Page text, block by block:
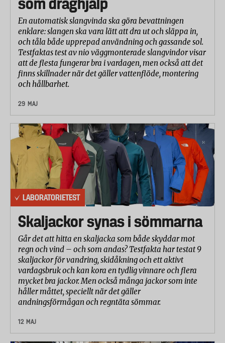
En automatisk slangvinda ska göra bevattningen
enklare: slangen ska vara lätt att dra ut och släppa in,
och tåla både upprepad användning och gassande sol.
Testfaktas test av nio väggmonterade slangvindor visar
att de flesta fungerar bra i vardagen, men också att det
finns skillnader när det gäller vattenflöde, montering
och hållbarhet.
29 MAJ
LABORATORIETEST
Skaljackor synas i sömmarna
Går det att hitta en skaljacka som både skyddar mot
regn och vind – och som andas? Testfakta har testat 9
skaljackor för vandring, skidåkning och ett aktivt
vardagsbruk och kan kora en tydlig vinnare och flera
mycket bra jackor. Men också många jackor som inte
håller måttet, speciellt när det gäller
andningsförmågan och regntäta sömmar.
12 MAJ